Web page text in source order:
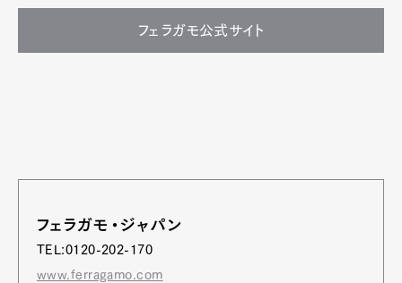
フェラガモ公式サイト
フェラガモ・ジャパン
TEL:0120-202-170
www.ferragamo.com